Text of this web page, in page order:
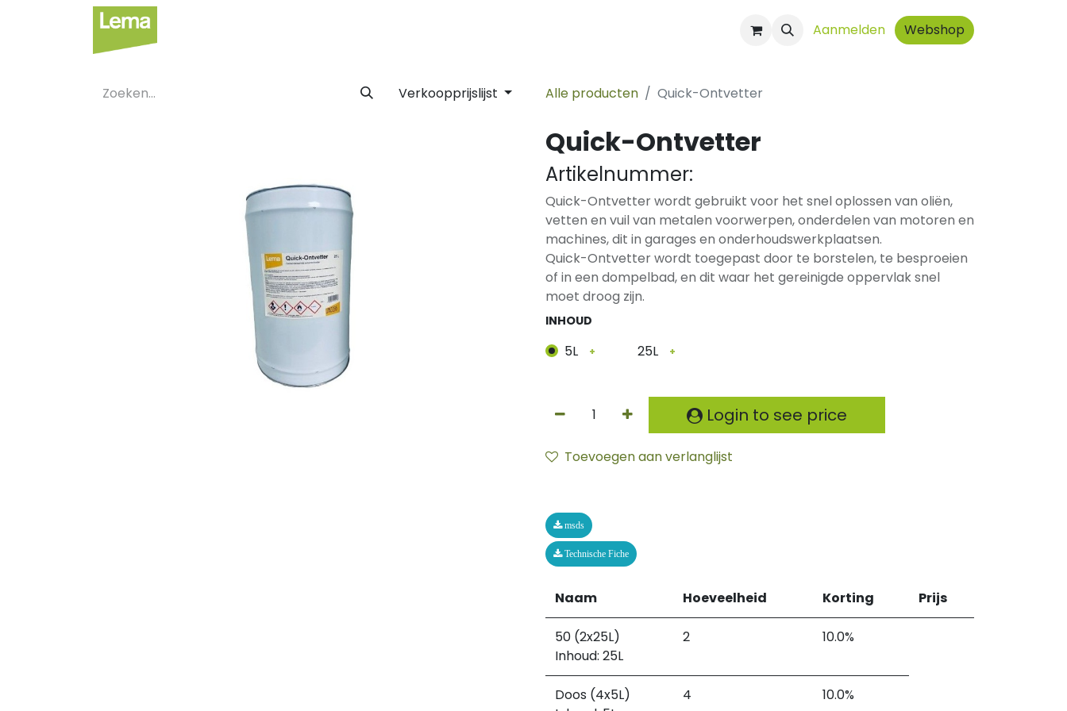
Aanmelden Webshop
Verkoopprijslijst Alle producten Quick-Ontvetter
Quick-Ontvetter
Artikelnummer:
Quick-Ontvetter wordt gebruikt voor het snel oplossen van oliën,
vetten en vuil van metalen voorwerpen, onderdelen van motoren en
machines, dit in garages en onderhoudswerkplaatsen.
Quick-Ontvetter wordt toegepast door te borstelen, te besproeien
of in een dompelbad, en dit waar het gereinigde oppervlak snel
moet droog zijn.
INHOUD
5L + 25L +
Login to see price
Toevoegen aan verlanglijst
msds
Technische Fiche
Naam Hoeveelheid Korting Prijs
50 (2x25L)
Inhoud: 25L
2 10.0%
Doos (4x5L)
4 10.0%